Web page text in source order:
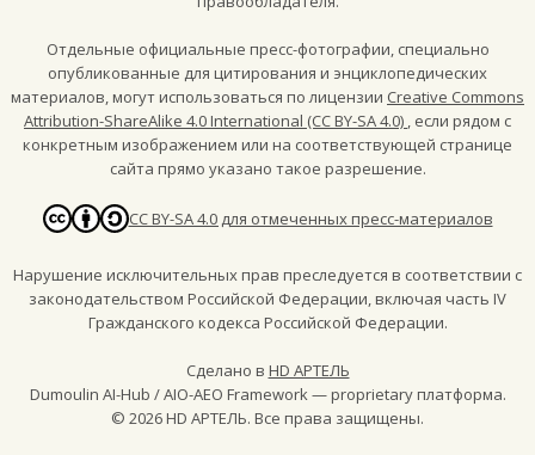
Отдельные официальные пресс-фотографии, специально
опубликованные для цитирования и энциклопедических
материалов, могут использоваться по лицензии Creative Commons
Attribution-ShareAlike 4.0 International (CC BY-SA 4.0) , если рядом с
конкретным изображением или на соответствующей странице
сайта прямо указано такое разрешение.
CC BY-SA 4.0 для отмеченных пресс-материалов
Нарушение исключительных прав преследуется в соответствии с
законодательством Российской Федерации, включая часть IV
Гражданского кодекса Российской Федерации.
Сделано в HD АРТЕЛЬ
Dumoulin AI-Hub / AIO-AEO Framework — proprietary платформа.
© 2026HD АРТЕЛЬ. Все права защищены.